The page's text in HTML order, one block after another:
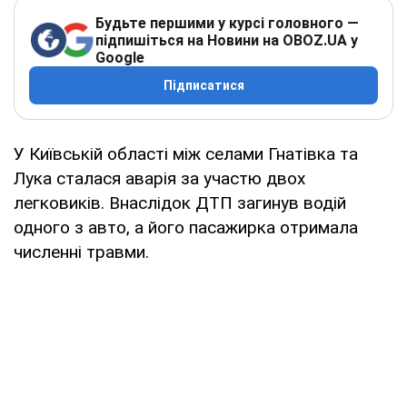
Будьте першими у курсі головного —
підпишіться на Новини на OBOZ.UA у
Google
Підписатися
У Київській області між селами Гнатівка та
Лука сталася аварія за участю двох
легковиків. Внаслідок ДТП загинув водій
одного з авто, а його пасажирка отримала
численні травми.